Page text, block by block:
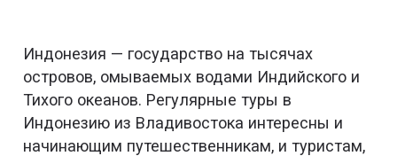
Индонезия — государство на тысячах
островов, омываемых водами Индийского и
Тихого океанов. Регулярные туры в
Индонезию из Владивостока интересны и
начинающим путешественникам, и туристам,